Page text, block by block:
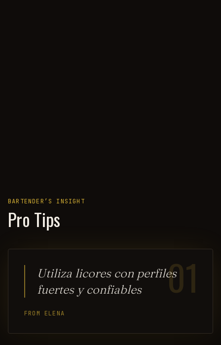
BARTENDER’S INSIGHT
Pro Tips
01
Utiliza licores con perfiles
fuertes y confiables
FROM ELENA